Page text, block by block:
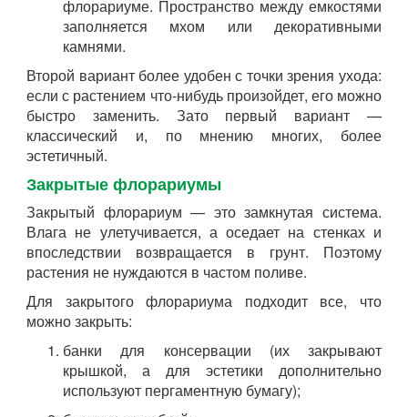
флорариуме. Пространство между емкостями
заполняется мхом или декоративными
камнями.
Второй вариант более удобен с точки зрения ухода:
если с растением что-нибудь произойдет, его можно
быстро заменить. Зато первый вариант —
классический и, по мнению многих, более
эстетичный.
Закрытые флорариумы
Закрытый флорариум — это замкнутая система.
Влага не улетучивается, а оседает на стенках и
впоследствии возвращается в грунт. Поэтому
растения не нуждаются в частом поливе.
Для закрытого флорариума подходит все, что
можно закрыть:
банки для консервации (их закрывают
крышкой, а для эстетики дополнительно
используют пергаментную бумагу);